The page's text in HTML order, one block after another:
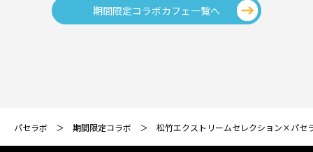
期間限定コラボカフェ一覧へ
パセラボ 期間限定コラボ 松竹エクストリームセレクション×パセ